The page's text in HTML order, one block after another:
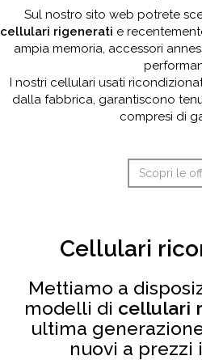
Sul nostro sito web potrete
cellulari rigenerati e
ampia memoria, accessori
I nostri cellulari usati
dalla fabbrica, garantiscono
compresi di
Scopri le
Cellulari
Mettiamo a
modelli di cellulari
ultima
nuovi a prezzi